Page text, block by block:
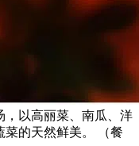
，以高丽菜、南瓜、洋
的天然鲜美。 （餐